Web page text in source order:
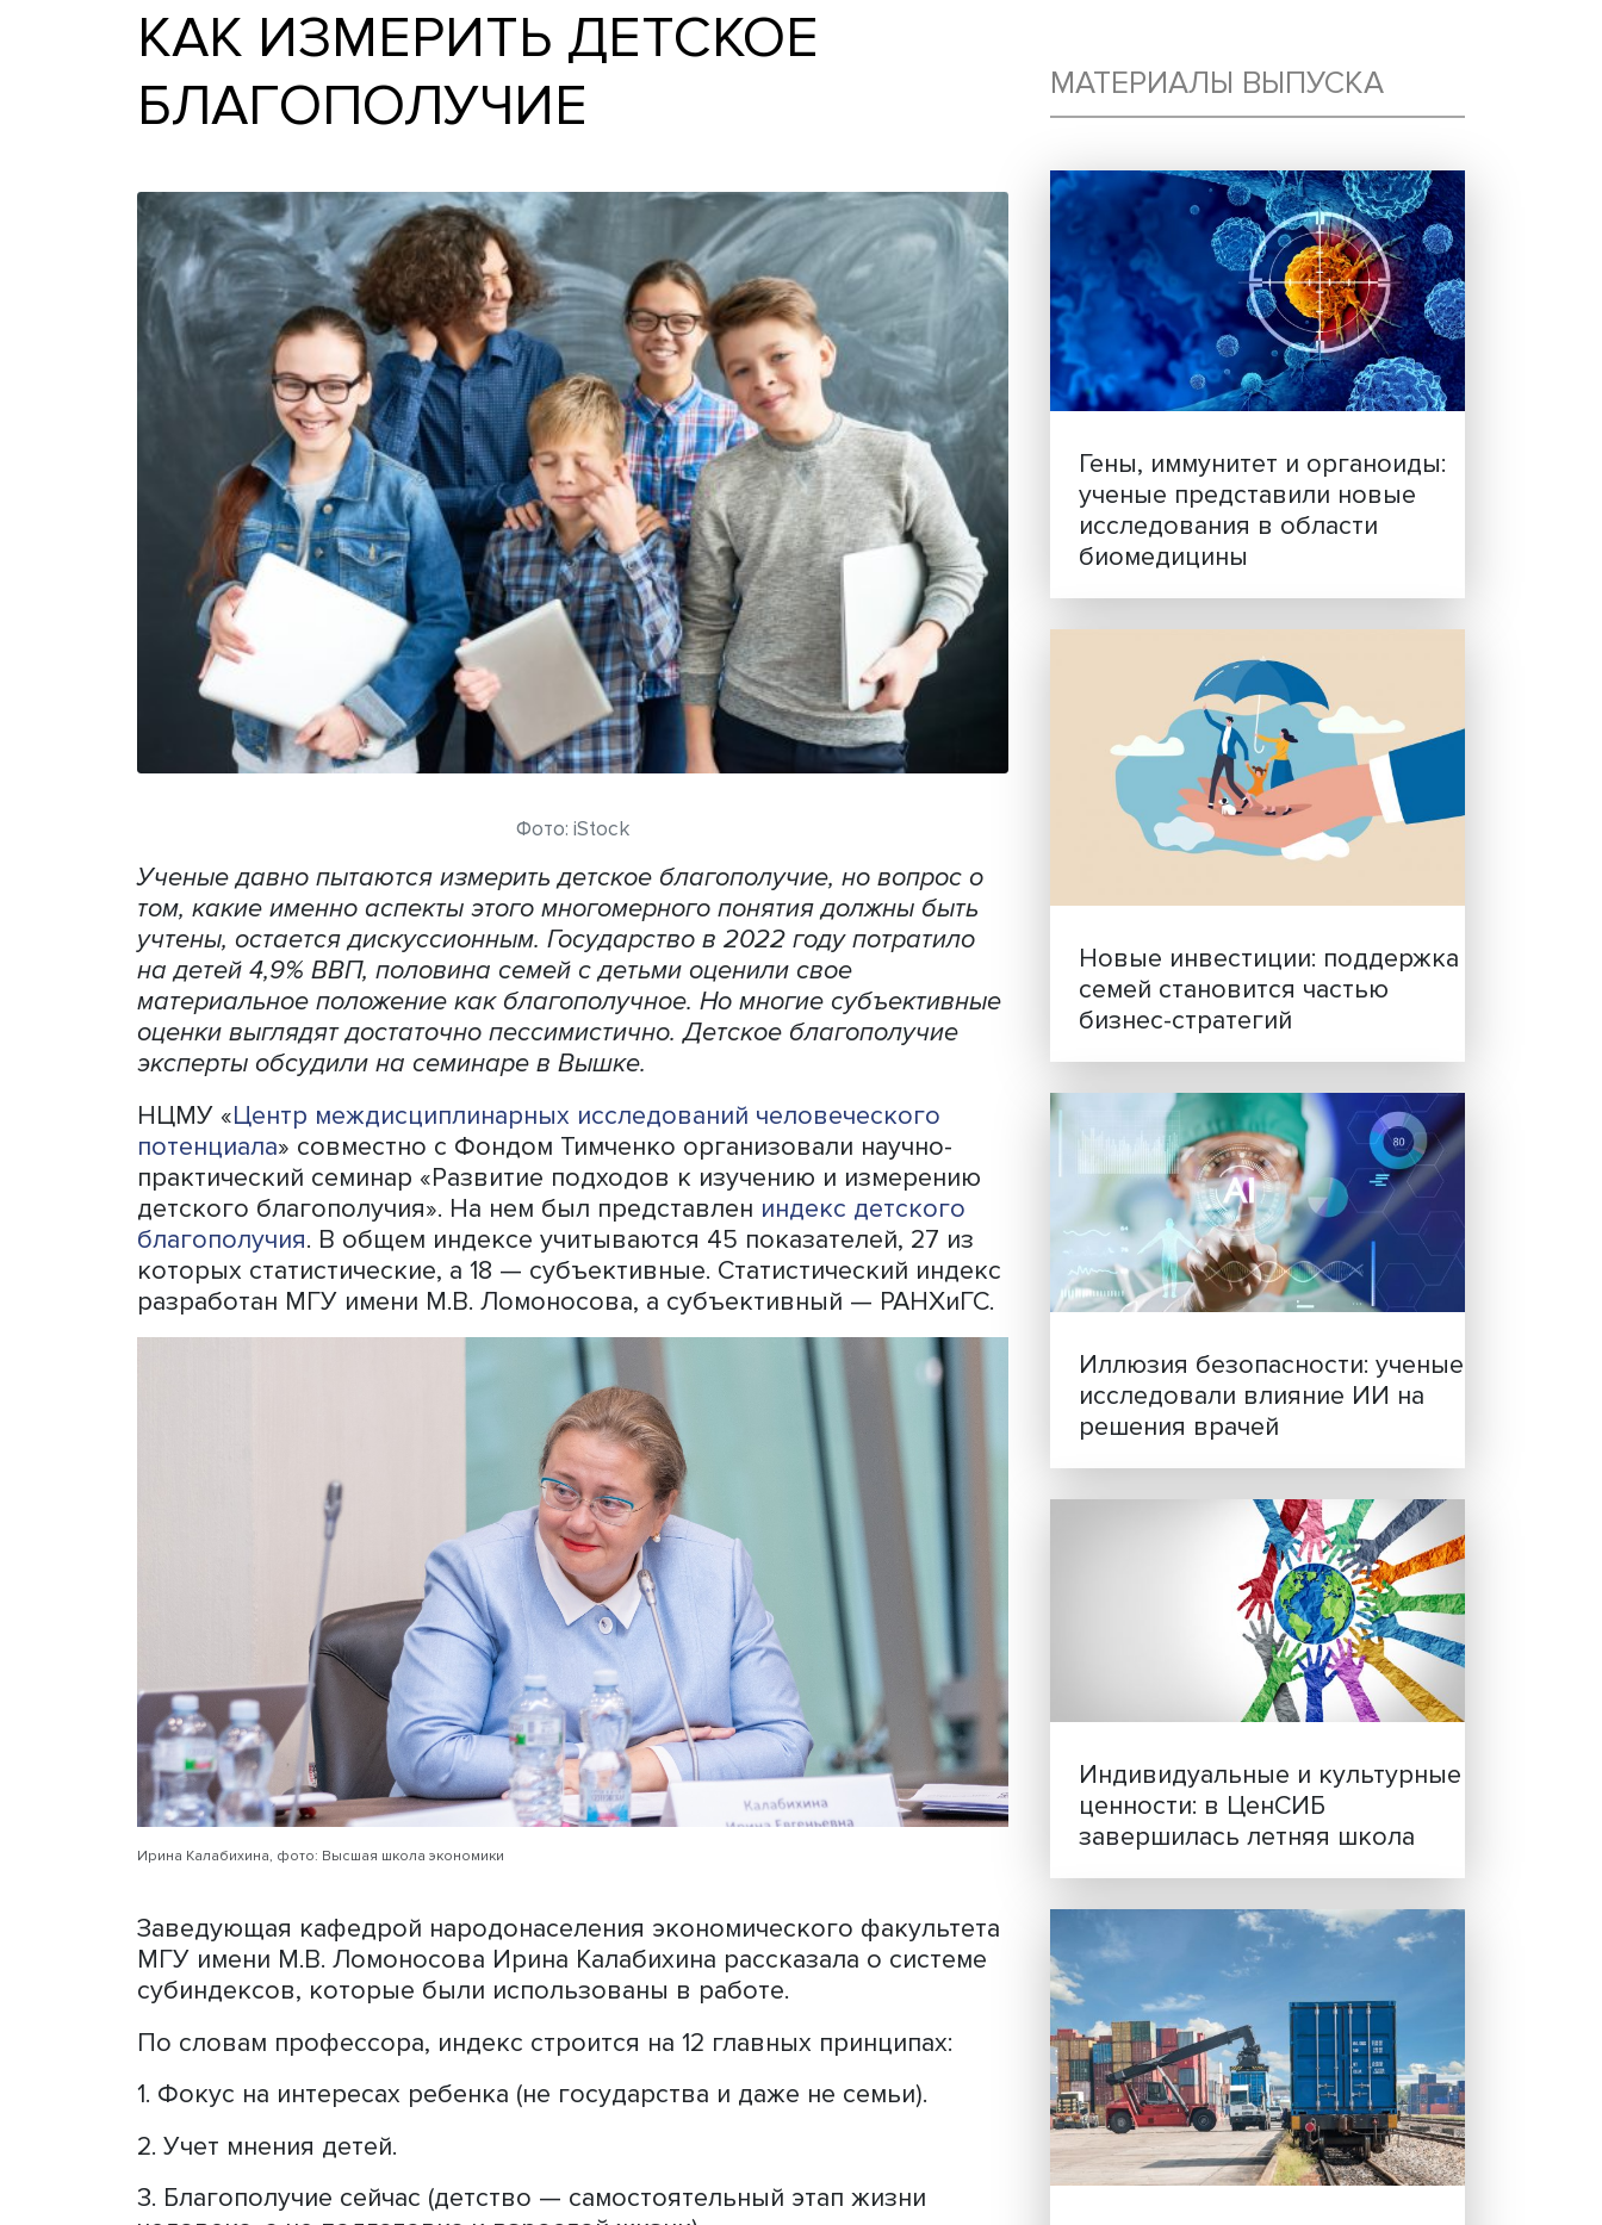
КАК ИЗМЕРИТЬ ДЕТСКОЕ
БЛАГОПОЛУЧИЕ
Фото: iStock
Ученые давно пытаются измерить детское благополучие, но вопрос о
том, какие именно аспекты этого многомерного понятия должны быть
учтены, остается дискуссионным. Государство в 2022 году потратило
на детей 4,9% ВВП, половина семей с детьми оценили свое
материальное положение как благополучное. Но многие субъективные
оценки выглядят достаточно пессимистично. Детское благополучие
эксперты обсудили на семинаре в Вышке.
Центр междисциплинарных исследований человеческого
» совместно с Фондом Тимченко организовали научно-
практический семинар «Развитие подходов к изучению и измерению
детского благополучия». На нем был представлен индекс детского
благополучия . В общем индексе учитываются 45 показателей, 27 из
которых статистические, а 18 — субъективные. Статистический индекс
разработан МГУ имени М.В. Ломоносова, а субъективный — РАНХиГС.
Ирина Калабихина, фото: Высшая школа экономики
МАТЕРИАЛЫ ВЫПУСКА
ученые представили
исследования в области
биомедицины
Новые инвестиции:
семей становится частью
бизнес-стратегий
Иллюзия безопасности:
исследовали влияние
решения врачей
Индивидуальные и
ценности: в ЦенСИБ
завершилась летняя